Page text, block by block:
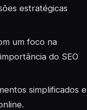
estratégicas
um foco na
do SEO
simplificados e